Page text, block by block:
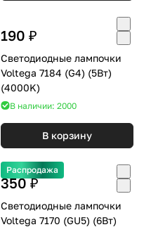
190 ₽
Светодиодные лампочки
Voltega 7184 (G4) (5Вт)
(4000K)
В наличии: 2000
В корзину
Распродажа
350 ₽
Светодиодные лампочки
Voltega 7170 (GU5) (6Вт)